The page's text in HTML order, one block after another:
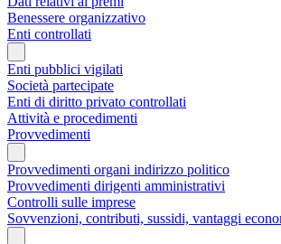
Benessere organizzativo
Enti controllati
Enti pubblici vigilati
Società partecipate
Enti di diritto privato controllati
Attività e procedimenti
Provvedimenti
Provvedimenti organi indirizzo politico
Provvedimenti dirigenti amministrativi
Controlli sulle imprese
Sovvenzioni, contributi, sussidi, vantaggi